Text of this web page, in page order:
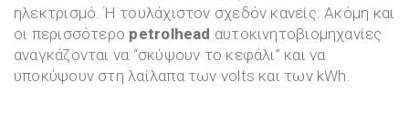
ηλεκτρισμό. Ή τουλάχιστον σχεδόν κανείς. Ακόμη και
οι περισσότερο petrolhead αυτοκινητοβιομηχανίες
αναγκάζονται να “σκύψουν το κεφάλι” και να
υποκύψουν στη λαίλαπα των volts και των kWh.